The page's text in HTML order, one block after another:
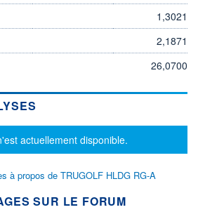
1,3021
2,1871
26,0700
actuellement disponible.
à propos de TRUGOLF HLDG RG-A
SUR LE FORUM